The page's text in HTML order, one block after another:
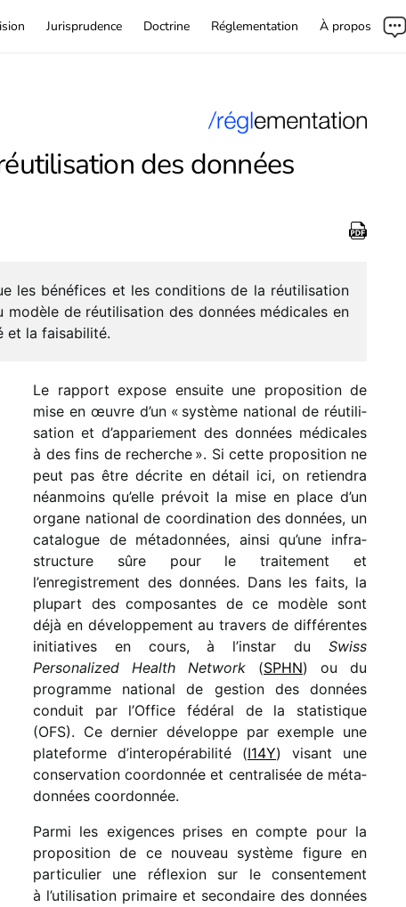
Jurisprudence Doctrine Réglementation À propos
des données
les béné­fices et les condi­tions de la réuti­li­sa­tion
de réuti­li­sa­tion des données médi­cales en
et la faisabilité.
Le rapport expose ensuite une propo­si­tion de
mise en œuvre d’un « système natio­nal de réuti­li­
sa­tion et d’appariement des données médi­cales
à des fins de recherche ». Si cette propo­si­tion ne
peut pas être décrite en détail ici, on retien­dra
néan­moins qu’elle prévoit la mise en place d’un
organe natio­nal de coor­di­na­tion des données, un
cata­logue de méta­don­nées, ainsi qu’une infra­
struc­ture sûre pour le trai­te­ment et
l’enregistrement des données. Dans les faits, la
plupart des compo­santes de ce modèle sont
déjà en déve­lop­pe­ment au travers de diffé­rentes
initia­tives en cours, à l’instar du Swiss
Personalized Health Network (SPHN) ou du
programme natio­nal de gestion des données
conduit par l’Office fédé­ral de la statis­tique
(OFS). Ce dernier déve­loppe par exemple une
plate­forme d’interopérabilité (I14Y) visant une
conser­va­tion coor­don­née et centra­li­sée de méta­
don­nées coordonnée.
Parmi les exigences prises en compte pour la
propo­si­tion de ce nouveau système figure en
parti­cu­lier une réflexion sur le consen­te­ment
à l’utilisation primaire et secon­daire des données